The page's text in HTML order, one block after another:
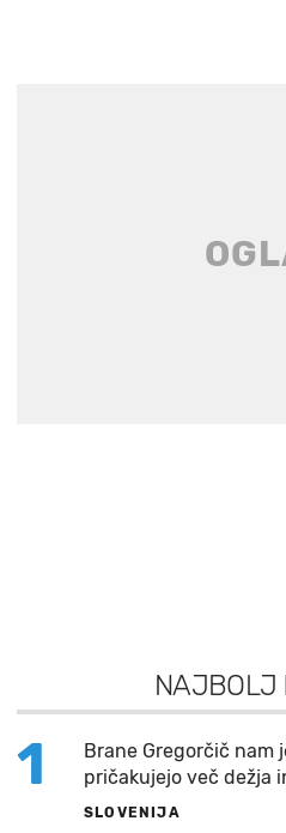
NAJBOLJ
1
Brane Gregorčič nam
pričakujejo več dežja
SLOVENIJA